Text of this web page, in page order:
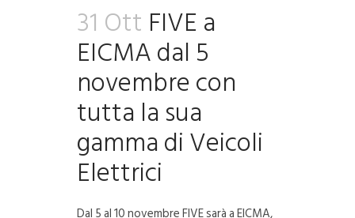
31 Ott FIVE a
EICMA dal 5
novembre con
tutta la sua
gamma di Veicoli
Elettrici
Dal 5 al 10 novembre FIVE sarà a EICMA,